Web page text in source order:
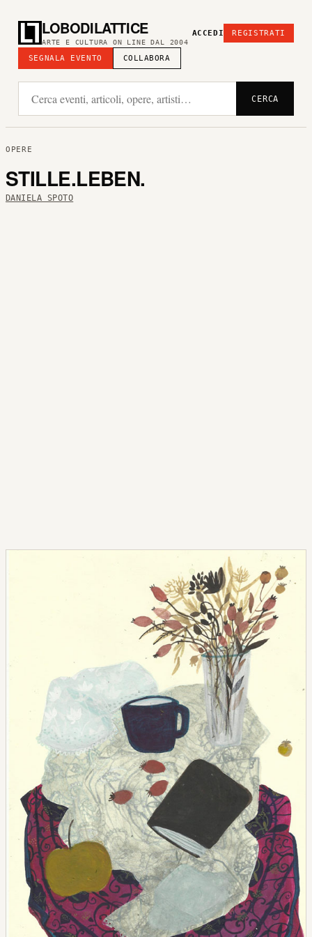
LOBODILATTICE
ARTE E CULTURA ON LINE DAL 2004
SEGNALA EVENTO COLLABORA
ACCEDI REGISTRATI
CERCA
OPERE
STILLE.LEBEN.
DANIELA SPOTO